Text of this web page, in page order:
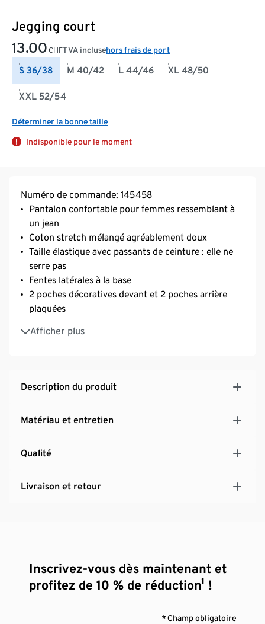
Jegging court
13.00 CHFTVA inclusehors frais de port
S 36/38 M 40/42 L 44/46 XL 48/50
XXL 52/54
Déterminer la bonne taille
Indisponible pour le moment
Numéro de commande: 145458
Pantalon confortable pour femmes ressemblant à
un jean
Coton stretch mélangé agréablement doux
Taille élastique avec passants de ceinture : elle ne
serre pas
Fentes latérales à la base
2 poches décoratives devant et 2 poches arrière
plaquées
Afficher plus
Coupe ajustée
Longueur 3/4 pour l’été
Avec de l’élasthanne : indéformable, maintien
Description du produit
Matériau et entretien
Qualité
Livraison et retour
Inscrivez-vous dès maintenant et
profitez de 10 % de réduction¹ !
* Champ obligatoire